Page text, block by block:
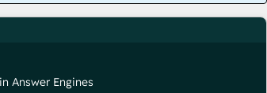
Answer Engines